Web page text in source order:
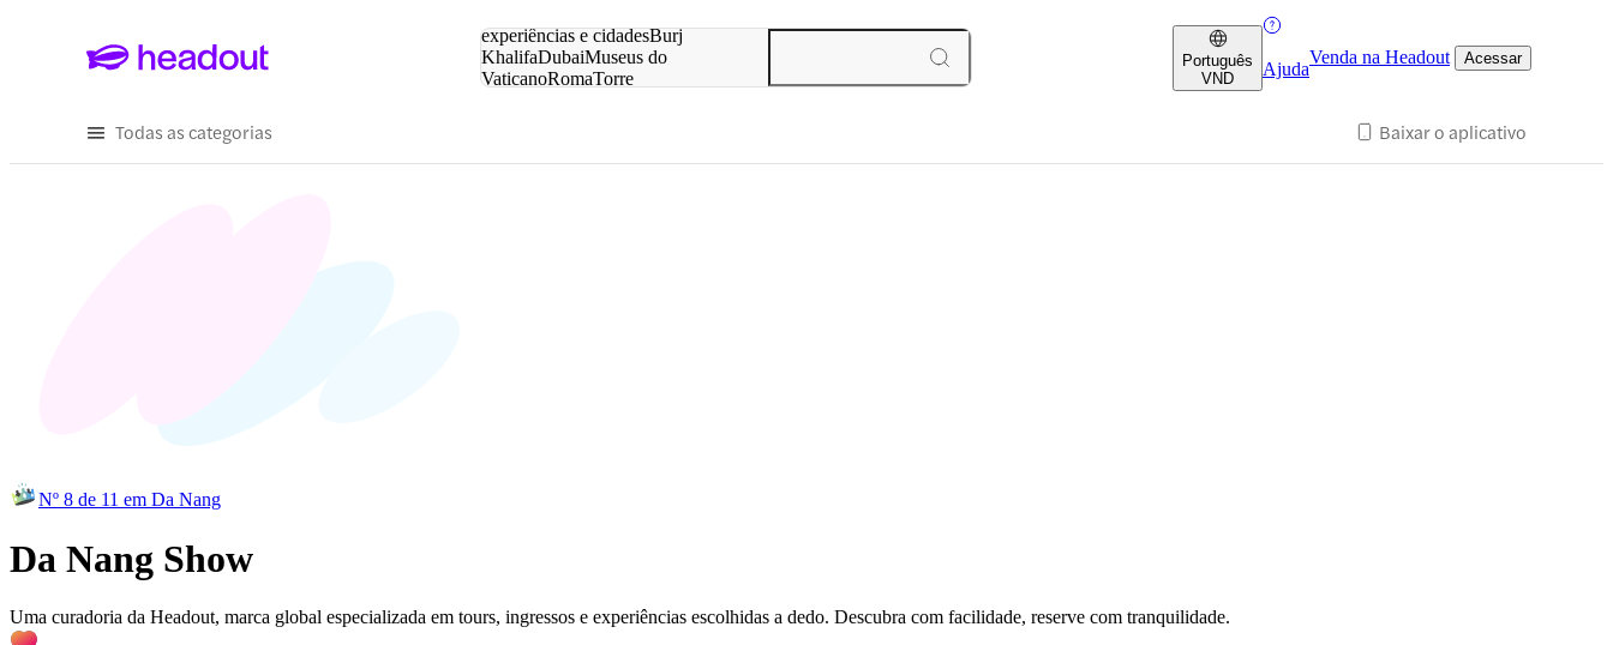
experiências e cidadesBurj
KhalifaDubaiMuseus do
VaticanoRomaTorre
Português
VND
Ajuda
Venda na Headout Acessar
Todas as categorias Baixar o aplicativo
Nº 8 de 11 em Da Nang
Da Nang Show
Uma curadoria da Headout, marca global especializada em tours, ingressos e experiências escolhidas a dedo. Descubra com facilidade, reserve com tranquilidade.